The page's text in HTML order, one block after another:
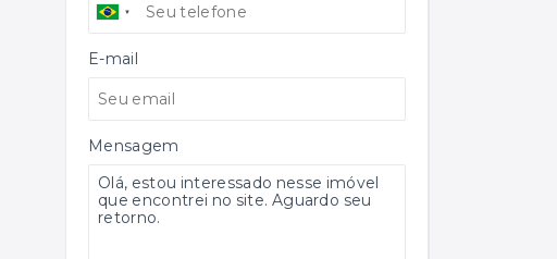
E-mail
Mensagem